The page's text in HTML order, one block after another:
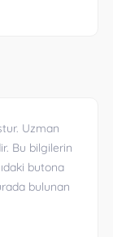
Uzman
Bu bilgilerin
butona
bulunan